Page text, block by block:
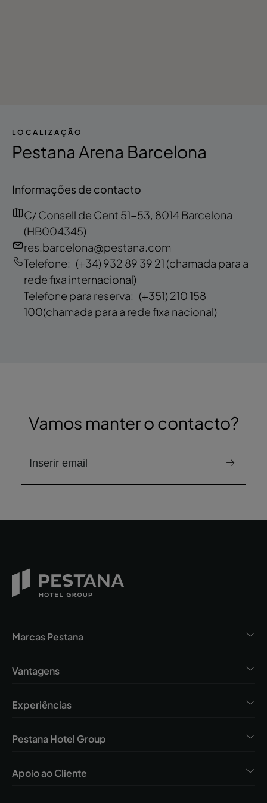
LOCALIZAÇÃO
Pestana Arena Barcelona
Informações de contacto
C/ Consell de Cent 51-53, 8014 Barcelona
(HB004345)
res.barcelona@pestana.com
Telefone: (+34) 932 89 39 21 (chamada para a
rede fixa internacional)
Telefone para reserva: (+351) 210 158
100(chamada para a rede fixa nacional)
Vamos manter o contacto?
e-mail para receber a newsletter
Marcas Pestana
Vantagens
Experiências
Pestana Hotel Group
Apoio ao Cliente